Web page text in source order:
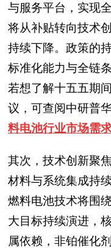
与服务平台，实现
将从补贴转向技术
持续下降。政策的
标准化能力与全链
若想了解十五五期
议，可查阅中研普
料电池行业市场需
其次，技术创新聚
材料与系统集成持
燃料电池技术将围
大目标持续演进，
属依赖，非铂催化